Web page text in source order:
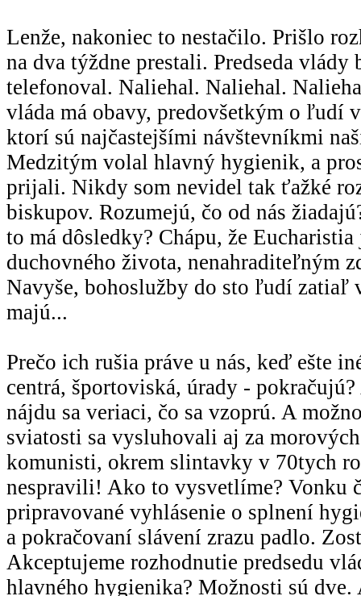
Lenže, nakoniec to nestačilo. Prišlo
na dva týždne prestali. Predseda vlády
telefonoval. Naliehal. Naliehal.
vláda má obavy, predovšetkým o ľudí
ktorí sú najčastejšími návštevníkmi
Medzitým volal hlavný hygienik, a
prijali. Nikdy som nevidel tak ťažké
biskupov. Rozumejú, čo od nás
to má dôsledky? Chápu, že Eucharistia
duchovného života, nenahraditeľným
Navyše, bohoslužby do sto ľudí zatiaľ
majú...
Prečo ich rušia práve u nás, keď ešte
centrá, športoviská, úrady -
nájdu sa veriaci, čo sa vzoprú. A
sviatosti sa vysluhovali aj za
komunisti, okrem slintavky v 70tych
nespravili! Ako to vysvetlíme? Vonku
pripravované vyhlásenie o splnení
a pokračovaní slávení zrazu padlo.
Akceptujeme rozhodnutie predsedu
hlavného hygienika? Možnosti sú dve.